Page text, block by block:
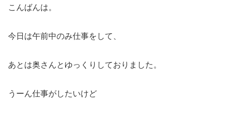
こんばんは。
今日は午前中のみ仕事をして、
あとは奥さんとゆっくりしておりました。
うーん仕事がしたいけど